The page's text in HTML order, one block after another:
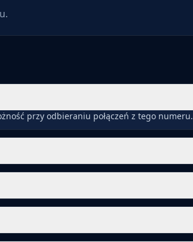
przy odbieraniu połączeń z tego numeru.